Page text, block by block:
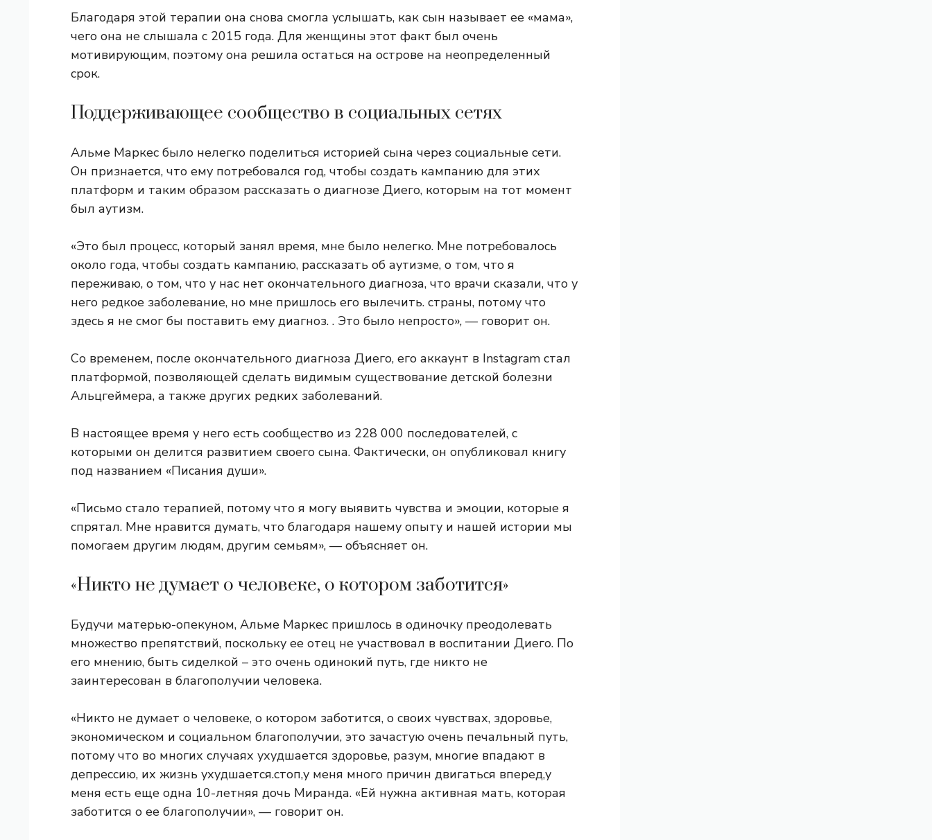
Благодаря этой терапии она снова смогла услышать, как сын называет ее «мама»,
чего она не слышала с 2015 года. Для женщины этот факт был очень
мотивирующим, поэтому она решила остаться на острове на неопределенный
срок.
Поддерживающее сообщество в социальных сетях
Альме Маркес было нелегко поделиться историей сына через социальные сети.
Он признается, что ему потребовался год, чтобы создать кампанию для этих
платформ и таким образом рассказать о диагнозе Диего, которым на тот момент
был аутизм.
«Это был процесс, который занял время, мне было нелегко. Мне потребовалось
около года, чтобы создать кампанию, рассказать об аутизме, о том, что я
переживаю, о том, что у нас нет окончательного диагноза, что врачи сказали, что у
него редкое заболевание, но мне пришлось его вылечить. страны, потому что
здесь я не смог бы поставить ему диагноз. . Это было непросто», — говорит он.
Со временем, после окончательного диагноза Диего, его аккаунт в Instagram стал
платформой, позволяющей сделать видимым существование детской болезни
Альцгеймера, а также других редких заболеваний.
В настоящее время у него есть сообщество из 228 000 последователей, с
которыми он делится развитием своего сына. Фактически, он опубликовал книгу
под названием «Писания души».
«Письмо стало терапией, потому что я могу выявить чувства и эмоции, которые я
спрятал. Мне нравится думать, что благодаря нашему опыту и нашей истории мы
помогаем другим людям, другим семьям», — объясняет он.
«Никто не думает о человеке, о котором заботится»
Будучи матерью-опекуном, Альме Маркес пришлось в одиночку преодолевать
множество препятствий, поскольку ее отец не участвовал в воспитании Диего. По
его мнению, быть сиделкой – это очень одинокий путь, где никто не
заинтересован в благополучии человека.
«Никто не думает о человеке, о котором заботится, о своих чувствах, здоровье,
экономическом и социальном благополучии, это зачастую очень печальный путь,
потому что во многих случаях ухудшается здоровье, разум, многие впадают в
депрессию, их жизнь ухудшается.стоп,у меня много причин двигаться вперед,у
меня есть еще одна 10-летняя дочь Миранда. «Ей нужна активная мать, которая
заботится о ее благополучии», — говорит он.